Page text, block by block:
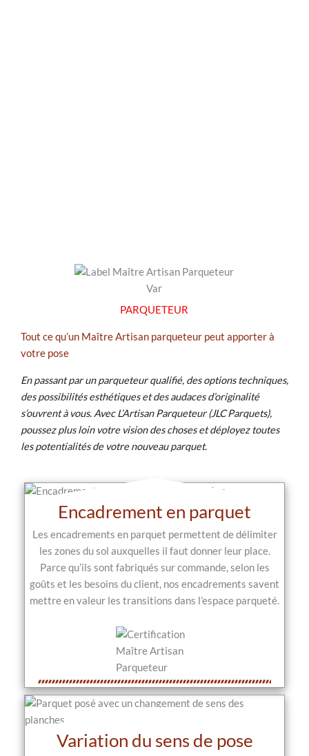
Tout ce qu’un Maître Artisan parqueteur peut apporter à
votre pose
En passant par un parqueteur qualifié, des options techniques,
des possibilités esthétiques et des audaces d’originalité
s’ouvrent à vous. Avec L’Artisan Parqueteur (JLC Parquets),
poussez plus loin votre vision des choses et déployez toutes
les potentialités de votre nouveau parquet.
PARQUETEUR
Encadrement en parquet
Les encadrements en parquet permettent de délimiter
les zones du sol auxquelles il faut donner leur place.
Parce qu’ils sont fabriqués sur commande, selon les
goûts et les besoins du client, nos encadrements savent
mettre en valeur les transitions dans l’espace parqueté.
Variation du sens de pose